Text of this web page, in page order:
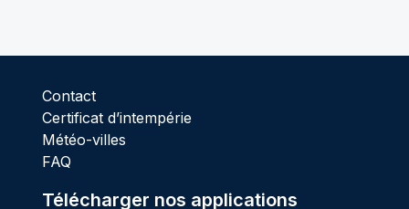
Contact
Certificat d’intempérie
Météo-villes
FAQ
Télécharger nos applications